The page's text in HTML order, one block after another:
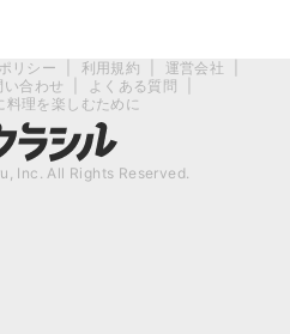
リシー 利用規約 運営会社
合わせ
よくある質問
料理を楽しむために
Inc. All Rights Reserved.